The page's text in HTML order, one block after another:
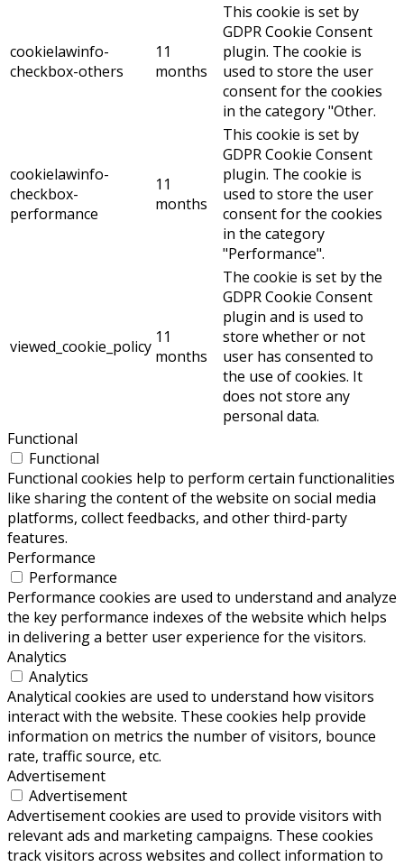
cookielawinfo-
checkbox-others
11
months
This cookie is set by
GDPR Cookie Consent
plugin. The cookie is
used to store the user
consent for the cookies
in the category "Other.
cookielawinfo-
checkbox-
performance
11
months
This cookie is set by
GDPR Cookie Consent
plugin. The cookie is
used to store the user
consent for the cookies
in the category
"Performance".
viewed_cookie_policy 11
months
The cookie is set by the
GDPR Cookie Consent
plugin and is used to
store whether or not
user has consented to
the use of cookies. It
does not store any
personal data.
Functional
Functional
Functional cookies help to perform certain functionalities
like sharing the content of the website on social media
platforms, collect feedbacks, and other third-party
features.
Performance
Performance
Performance cookies are used to understand and analyze
the key performance indexes of the website which helps
in delivering a better user experience for the visitors.
Analytics
Analytics
Analytical cookies are used to understand how visitors
interact with the website. These cookies help provide
information on metrics the number of visitors, bounce
rate, traffic source, etc.
Advertisement
Advertisement
Advertisement cookies are used to provide visitors with
relevant ads and marketing campaigns. These cookies
track visitors across websites and collect information to